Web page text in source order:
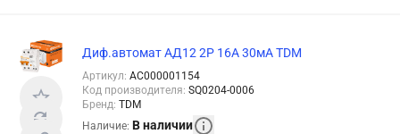
Диф.автомат АД12 2Р 16А 30мА TDM
Артикул: АС000001154
Код производителя: SQ0204-0006
Бренд: TDM
Наличие: В наличии